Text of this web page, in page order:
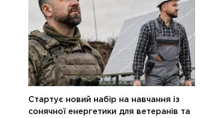
Стартує новий набір на навчання із
сонячної енергетики для ветеранів та